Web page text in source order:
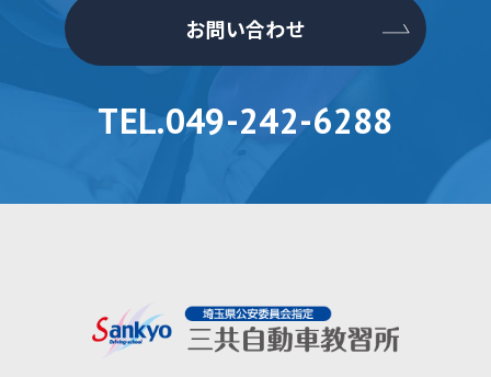
お問い合わせ
TEL.049-242-6288